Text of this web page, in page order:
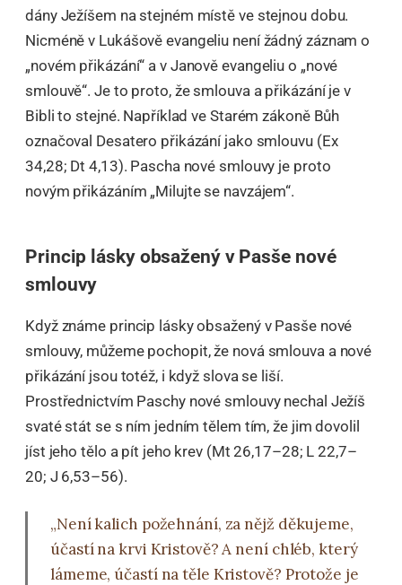
dány Ježíšem na stejném místě ve stejnou dobu.
Nicméně v Lukášově evangeliu není žádný záznam o
„novém přikázání“ a v Janově evangeliu o „nové
smlouvě“. Je to proto, že smlouva a přikázání je v
Bibli to stejné. Například ve Starém zákoně Bůh
označoval Desatero přikázání jako smlouvu (Ex
34,28; Dt 4,13). Pascha nové smlouvy je proto
novým přikázáním „Milujte se navzájem“.
Princip lásky obsažený v Pasše nové
smlouvy
Když známe princip lásky obsažený v Pasše nové
smlouvy, můžeme pochopit, že nová smlouva a nové
přikázání jsou totéž, i když slova se liší.
Prostřednictvím Paschy nové smlouvy nechal Ježíš
svaté stát se s ním jedním tělem tím, že jim dovolil
jíst jeho tělo a pít jeho krev (Mt 26,17–28; L 22,7–
20; J 6,53–56).
„Není kalich požehnání, za nějž děkujeme,
účastí na krvi Kristově? A není chléb, který
lámeme, účastí na těle Kristově? Protože je